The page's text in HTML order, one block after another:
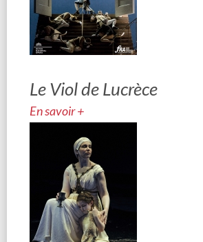
Le Viol de Lucrèce
En savoir +